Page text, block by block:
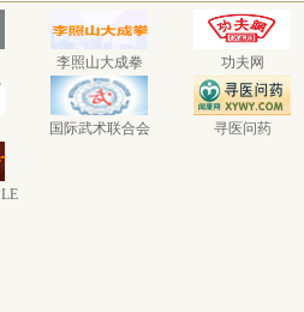
李照山大成拳 功夫网
国际武术联合会 寻医问药